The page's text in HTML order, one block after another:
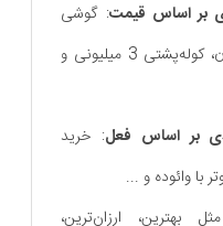
بر اساس قیمت: گوشی
شیائومی زیر 5 میلیون تومان، کوله‌پشتی 3 میلیونی و
بر اساس فعل: خرید
با وائوده و ...
بهترین، ارزان‌ترین،